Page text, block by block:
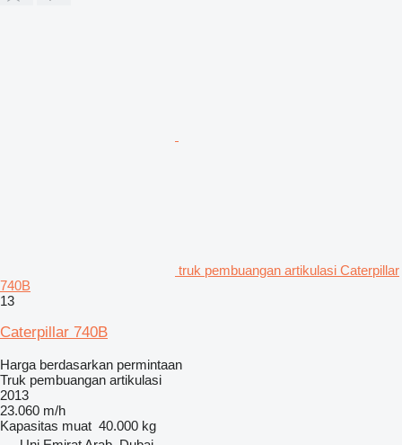
truk pembuangan artikulasi Caterpillar
740B
13
Caterpillar 740B
Harga berdasarkan permintaan
Truk pembuangan artikulasi
2013
23.060 m/h
Kapasitas muat 40.000 kg